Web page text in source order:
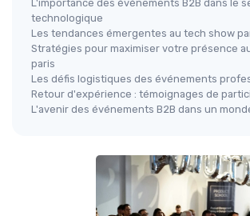
L'importance des événements B2B dans le
technologique
Les tendances émergentes au tech show
Stratégies pour maximiser votre présence
paris
Les défis logistiques des événements
Retour d'expérience : témoignages de
L'avenir des événements B2B dans un